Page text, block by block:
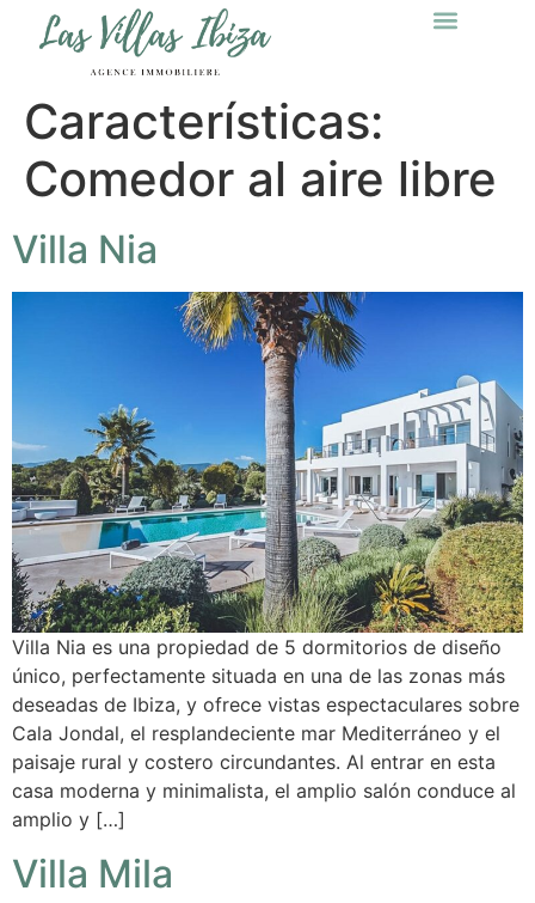
Características:
Comedor al aire libre
Villa Nia
Villa Nia es una propiedad de 5 dormitorios de diseño
único, perfectamente situada en una de las zonas más
deseadas de Ibiza, y ofrece vistas espectaculares sobre
Cala Jondal, el resplandeciente mar Mediterráneo y el
paisaje rural y costero circundantes. Al entrar en esta
casa moderna y minimalista, el amplio salón conduce al
amplio y […]
Villa Mila